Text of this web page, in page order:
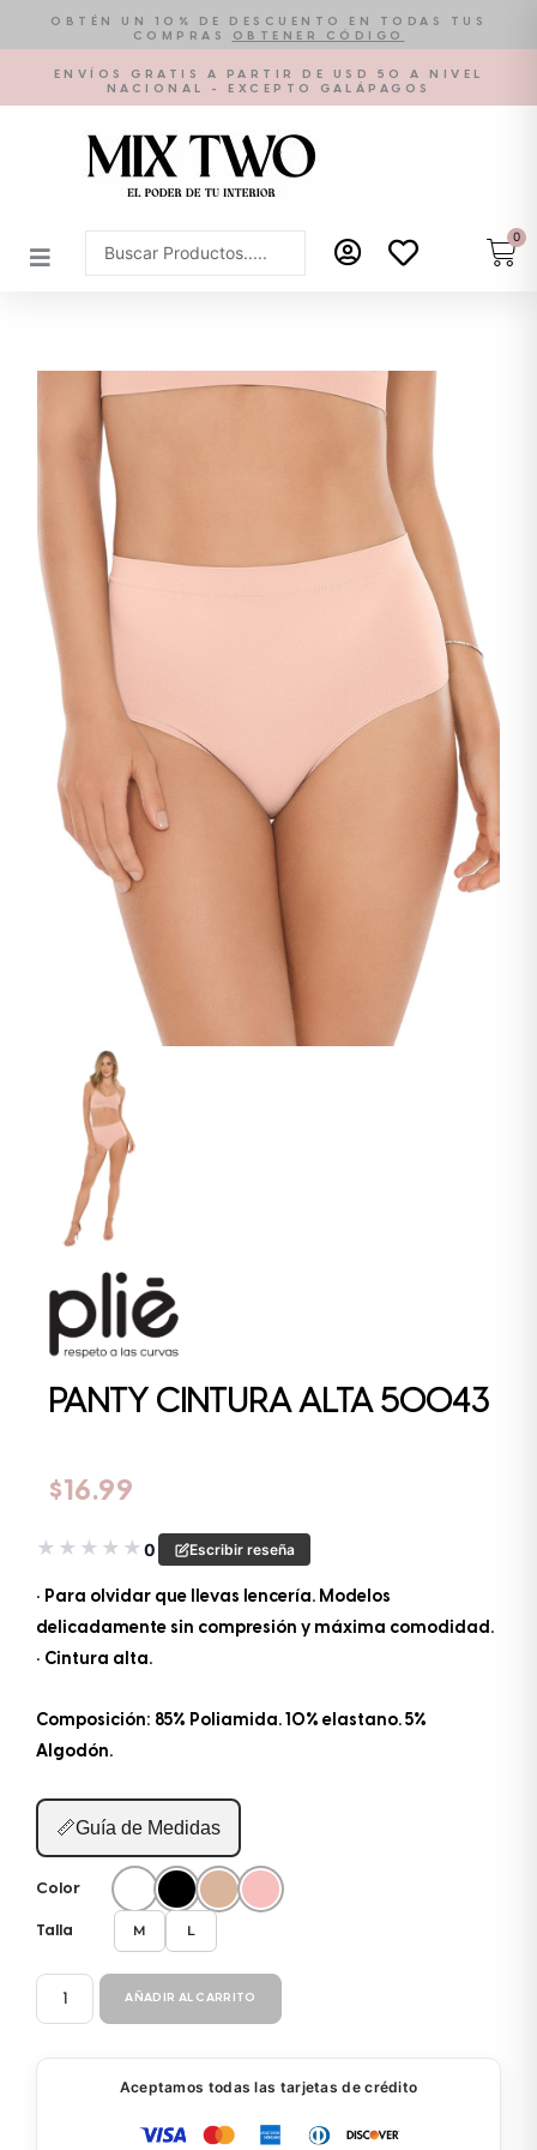
contenido
OBTÉN UN 10% DE DESCUENTO EN TODAS TUS
COMPRAS
OBTENER CÓDIGO
ENVÍOS GRATIS A PARTIR DE USD 50 A NIVEL
NACIONAL - EXCEPTO GALÁPAGOS
Search
...
0
PANTY CINTURA ALTA 50043
$16.99
★ ★ ★ ★ ★0 Escribir reseña
• Para olvidar que llevas lencería. Modelos
delicadamente sin compresión y máxima comodidad.
• Cintura alta.
Composición: 85% Poliamida. 10% elastano. 5%
Algodón.
📏Guía de Medidas
Color
Talla M L
PANTY
CINTURA
AÑADIR AL CARRITO
Aceptamos todas las tarjetas de crédito